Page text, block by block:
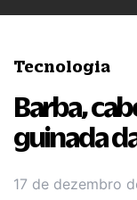
Tecnologia
Barba,
guinada
17 de dezembro